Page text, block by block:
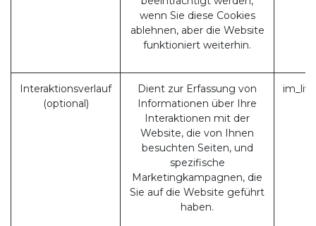
wenn Sie diese Cookies
ablehnen, aber die Website
funktioniert weiterhin.
Interaktionsverlauf
(optional)
Dient zur Erfassung von
Informationen über Ihre
Interaktionen mit der
Website, die von Ihnen
besuchten Seiten, und
spezifische
Marketingkampagnen, die
Sie auf die Website geführt
haben.